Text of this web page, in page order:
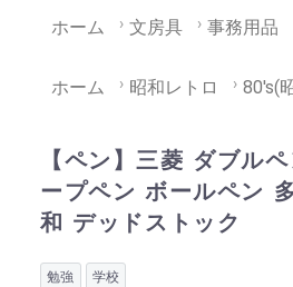
ホーム 文房具 事務用品
ホーム 昭和レトロ 80's(
【ペン】三菱 ダブル
ープペン ボールペン
和 デッドストック
勉強 学校